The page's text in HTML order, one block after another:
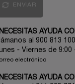
ENVIAR
AYUDA
al 900 813 100
- Viernes de 9:00
electrónico
AYUDA